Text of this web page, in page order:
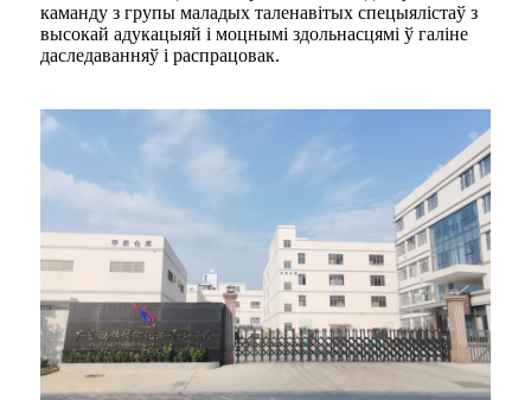
каманду з групы маладых таленавітых спецыялістаў з
высокай адукацыяй і моцнымі здольнасцямі ў галіне
даследаванняў і распрацовак.